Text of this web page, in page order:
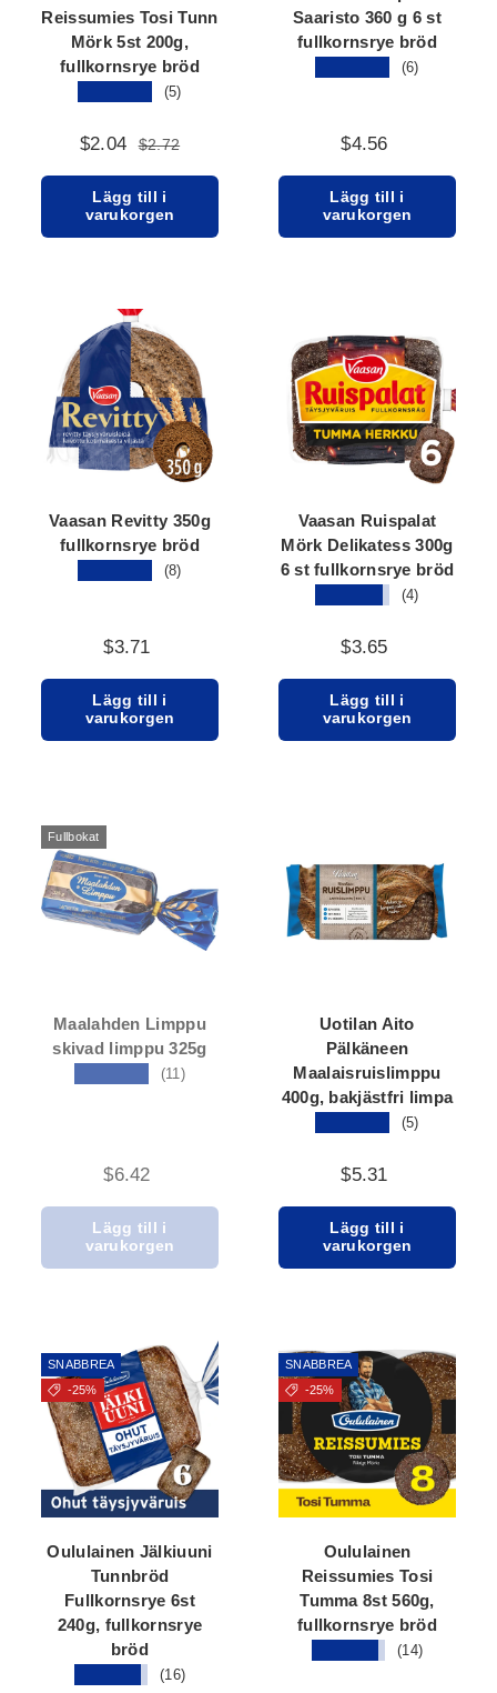
Reissumies Tosi Tunn
Mörk 5st 200g,
fullkornsrye bröd
(5)
$2.04 $2.72
Lägg till i
varukorgen
Saaristo 360 g 6 st
fullkornsrye bröd
(6)
$4.56
Lägg till i
varukorgen
Vaasan Revitty 350g
fullkornsrye bröd
(8)
$3.71
Lägg till i
varukorgen
Vaasan Ruispalat
Mörk Delikatess 300g
6 st fullkornsrye bröd
(4)
$3.65
Lägg till i
varukorgen
Fullbokat
Maalahden Limppu
skivad limppu 325g
(11)
$6.42
Lägg till i
varukorgen
Uotilan Aito
Pälkäneen
Maalaisruislimppu
400g, bakjästfri limpa
(5)
$5.31
Lägg till i
varukorgen
SNABBREA
-25%
Oululainen Jälkiuuni
Tunnbröd
Fullkornsrye 6st
240g, fullkornsrye
bröd
(16)
SNABBREA
-25%
Oululainen
Reissumies Tosi
Tumma 8st 560g,
fullkornsrye bröd
(14)